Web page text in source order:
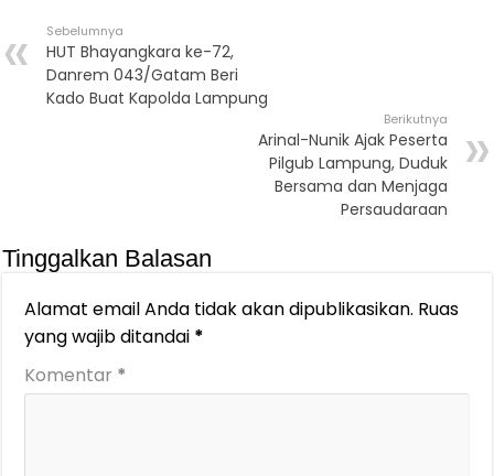
Sebelumnya
HUT Bhayangkara ke-72,
Danrem 043/Gatam Beri
Kado Buat Kapolda Lampung
Berikutnya
Arinal-Nunik Ajak Peserta
Pilgub Lampung, Duduk
Bersama dan Menjaga
Persaudaraan
Tinggalkan Balasan
Alamat email Anda tidak akan dipublikasikan. Ruas
yang wajib ditandai *
Komentar *